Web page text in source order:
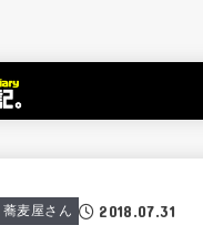
麦屋さん 2018.07.31